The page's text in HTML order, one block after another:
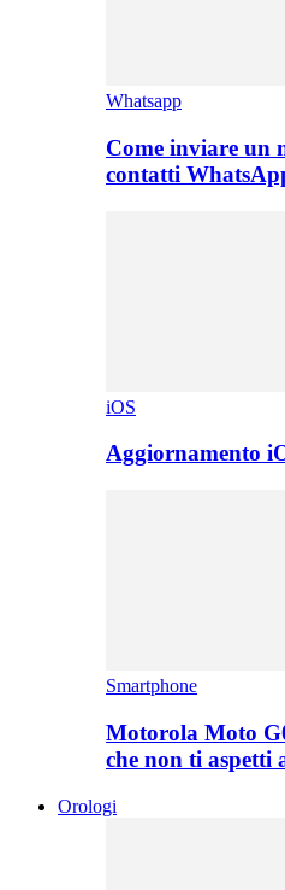
Whatsapp
Come inviare un
contatti
iOS
Aggiornamento
Smartphone
Motorola Moto
che non ti aspetti
Orologi